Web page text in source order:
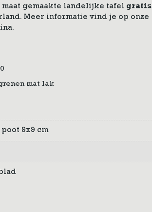
maat gemaakte landelijke tafel gratis
Meer informatie vind je op onze
mat lak
9x9 cm